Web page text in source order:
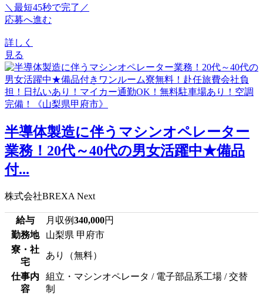
＼最短45秒で完了／
応募へ進む
詳しく
見る
半導体製造に伴うマシンオペレーター
業務！20代～40代の男女活躍中★備品
付...
株式会社BREXA Next
給与 月収例340,000円
勤務地
山梨県 甲府市
寮・社
宅
あり（無料）
仕事内
容
組立・マシンオペレータ / 電子部品系工場 / 交替
制